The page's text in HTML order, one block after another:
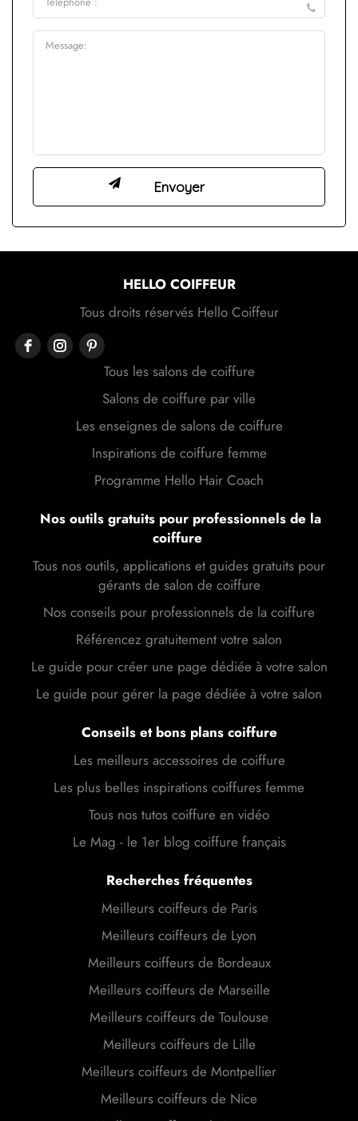
HELLO COIFFEUR
Tous droits réservés Hello Coiffeur
Tous les salons de coiffure
Salons de coiffure par ville
Les enseignes de salons de coiffure
Inspirations de coiffure femme
Programme Hello Hair Coach
Nos outils gratuits pour professionnels de la
coiffure
Tous nos outils, applications et guides gratuits pour
gérants de salon de coiffure
Nos conseils pour professionnels de la coiffure
Référencez gratuitement votre salon
Le guide pour créer une page dédiée à votre salon
Le guide pour gérer la page dédiée à votre salon
Conseils et bons plans coiffure
Les meilleurs accessoires de coiffure
Les plus belles inspirations coiffures femme
Tous nos tutos coiffure en vidéo
Le Mag - le 1er blog coiffure français
Recherches fréquentes
Meilleurs coiffeurs de Paris
Meilleurs coiffeurs de Lyon
Meilleurs coiffeurs de Bordeaux
Meilleurs coiffeurs de Marseille
Meilleurs coiffeurs de Toulouse
Meilleurs coiffeurs de Lille
Meilleurs coiffeurs de Montpellier
Meilleurs coiffeurs de Nice